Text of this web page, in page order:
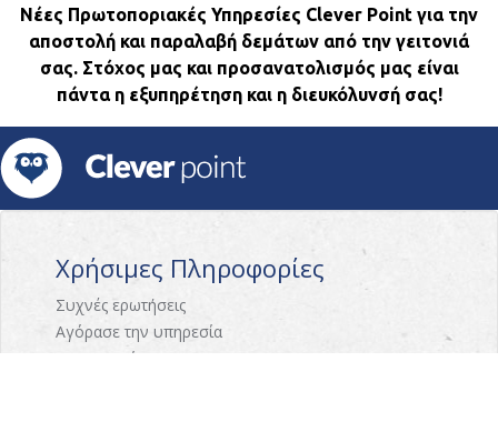
Νέες Πρωτοποριακές Υπηρεσίες Clever Point για την
αποστολή και παραλαβή δεμάτων από την γειτονιά
σας. Στόχος μας και προσανατολισμός μας είναι
πάντα η εξυπηρέτηση και η διευκόλυνσή σας!
Χρήσιμες Πληροφορίες
Συχνές ερωτήσεις
Αγόρασε την υπηρεσία
Επικοινωνία